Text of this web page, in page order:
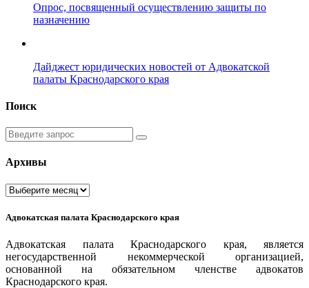
Опрос, посвященный осуществлению защиты по
назначению
Дайджест юридических новостей от Адвокатской
палаты Краснодарского края
Поиск
Введите
запрос
Архивы
Архивы
Адвокатская палата Краснодарского края
Адвокатская палата Краснодарского края, является
негосударственной некоммерческой организацией,
основанной на обязательном членстве адвокатов
Краснодарского края.